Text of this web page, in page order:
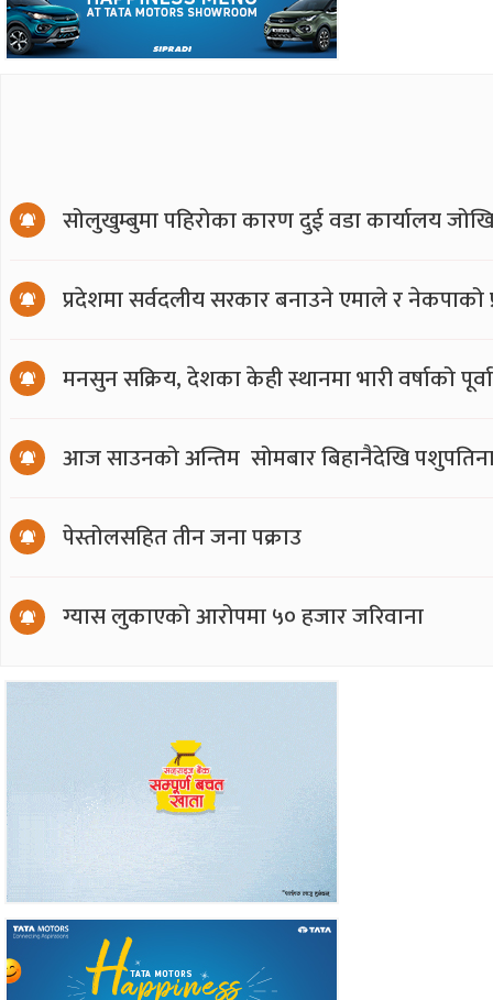
सोलुखुम्बुमा पहिरोका कारण दुई वडा कार्यालय
प्रदेशमा सर्वदलीय सरकार बनाउने एमाले र नेकपाको
मनसुन सक्रिय, देशका केही स्थानमा भारी वर्षाको
आज साउनको अन्तिम सोमबार बिहानैदेखि
पेस्तोलसहित तीन जना पक्राउ
ग्यास लुकाएको आरोपमा ५० हजार जरिवाना